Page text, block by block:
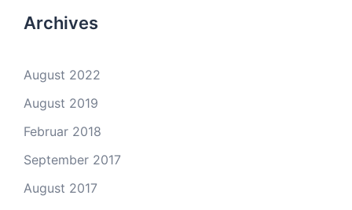
Archives
August 2022
August 2019
Februar 2018
September 2017
August 2017